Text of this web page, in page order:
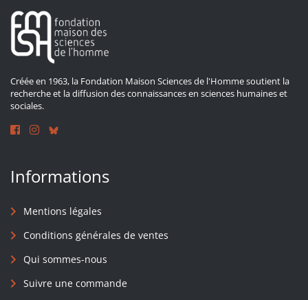
Créée en 1963, la Fondation Maison Sciences de l'Homme soutient la
recherche et la diffusion des connaissances en sciences humaines et
sociales.
Informations
Mentions légales
Conditions générales de ventes
Qui sommes-nous
Suivre une commande